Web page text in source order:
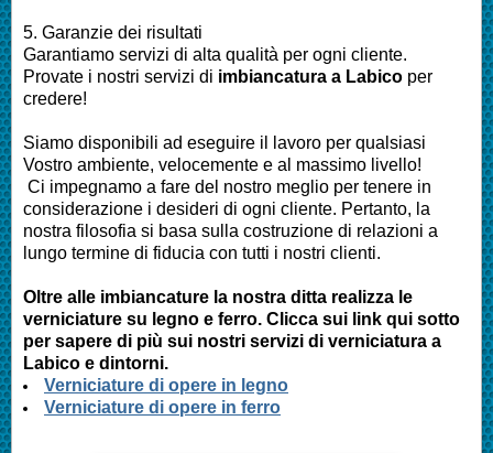
5. Garanzie dei risultati
Garantiamo servizi di alta qualità per ogni cliente.
Provate i nostri servizi di imbiancatura a Labico per
credere!
Siamo disponibili ad eseguire il lavoro per qualsiasi
Vostro ambiente, velocemente e al massimo livello!
Ci impegnamo a fare del nostro meglio per tenere in
considerazione i desideri di ogni cliente. Pertanto, la
nostra filosofia si basa sulla costruzione di relazioni a
lungo termine di fiducia con tutti i nostri clienti.
Oltre alle imbiancature la nostra ditta realizza le
verniciature su legno e ferro. Clicca sui link qui sotto
per sapere di più sui nostri servizi di verniciatura a
Labico e dintorni.
Verniciature di opere in legno
Verniciature di opere in ferro